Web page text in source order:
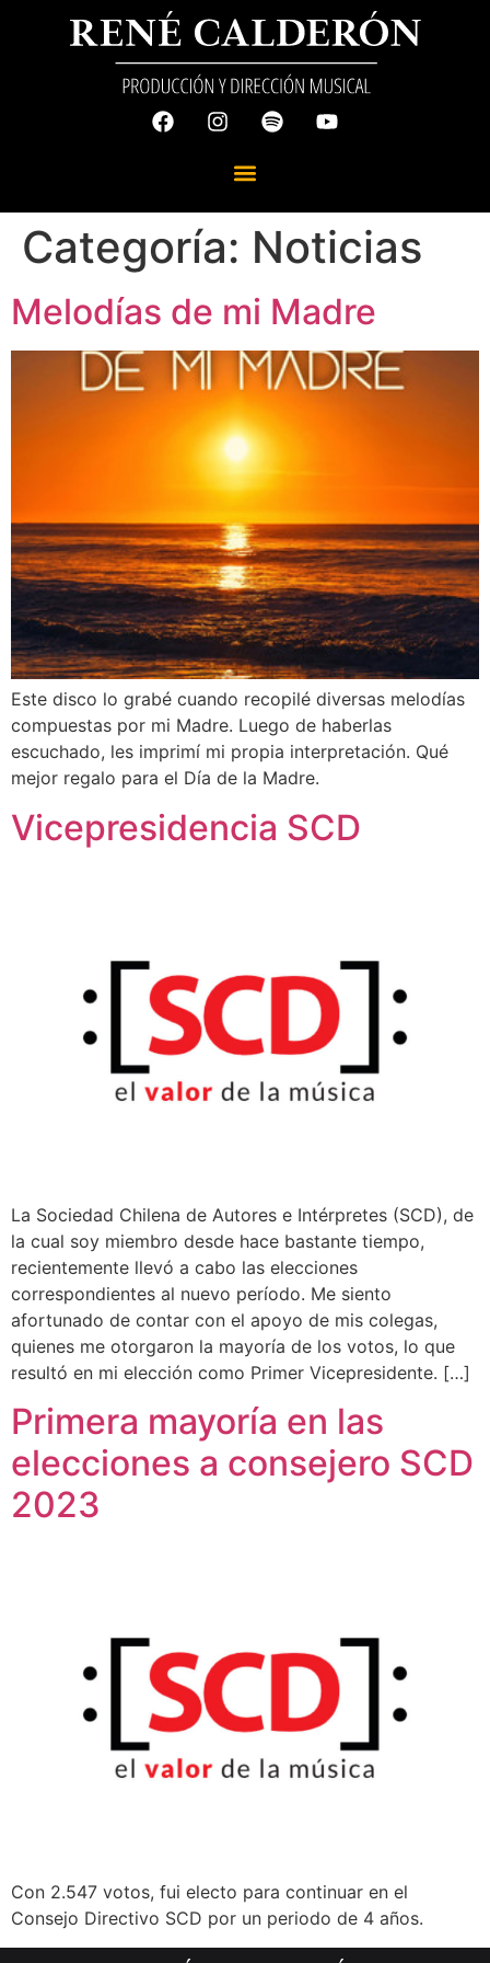
Categoría: Noticias
Melodías de mi Madre
Este disco lo grabé cuando recopilé diversas melodías
compuestas por mi Madre. Luego de haberlas
escuchado, les imprimí mi propia interpretación. Qué
mejor regalo para el Día de la Madre.
Vicepresidencia SCD
La Sociedad Chilena de Autores e Intérpretes (SCD), de
la cual soy miembro desde hace bastante tiempo,
recientemente llevó a cabo las elecciones
correspondientes al nuevo período. Me siento
afortunado de contar con el apoyo de mis colegas,
quienes me otorgaron la mayoría de los votos, lo que
resultó en mi elección como Primer Vicepresidente. […]
Primera mayoría en las
elecciones a consejero SCD
2023
Con 2.547 votos, fui electo para continuar en el
Consejo Directivo SCD por un periodo de 4 años.